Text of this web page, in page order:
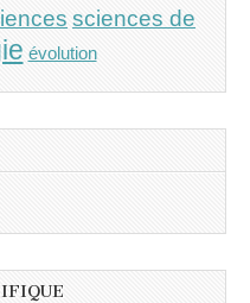
sciences de
évolution